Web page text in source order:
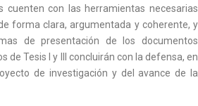
cuenten con las herramientas necesarias
forma clara, argumentada y coherente, y
de presentación de los documentos
de Tesis I y III concluirán con la defensa, en
de investigación y del avance de la